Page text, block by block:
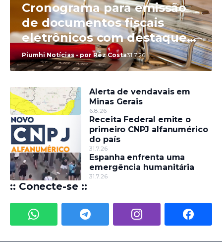
Cronograma para emissão
de documentos fiscais
eletrônicos com destaque
do IBS e da CBS será
divulgado até esta sexta
Piumhi Notícias - por Rêz Costa31.7.26
Alerta de vendavais em
Minas Gerais
6.8.26
Receita Federal emite o
primeiro CNPJ alfanumérico
do país
31.7.26
Espanha enfrenta uma
emergência humanitária
31.7.26
:: Conecte-se ::